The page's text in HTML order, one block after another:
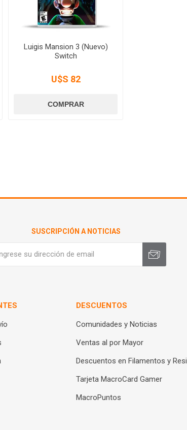
Luigis Mansion 3 (Nuevo)
Switch
U$S 82
SUSCRIPCIÓN A NOTICIAS
DESCUENTOS
Comunidades y Noticias
Ventas al por Mayor
Descuentos en Filamentos y
Tarjeta MacroCard Gamer
MacroPuntos